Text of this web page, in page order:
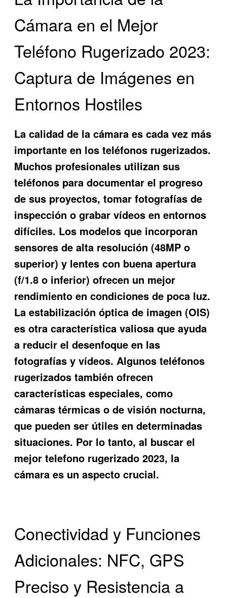
Cámara en el Mejor
Teléfono Rugerizado 2023:
Captura de Imágenes en
Entornos Hostiles
La calidad de la cámara es cada vez más
importante en los teléfonos rugerizados.
Muchos profesionales utilizan sus
teléfonos para documentar el progreso
de sus proyectos, tomar fotografías de
inspección o grabar vídeos en entornos
difíciles. Los modelos que incorporan
sensores de alta resolución (48MP o
superior) y lentes con buena apertura
(f/1.8 o inferior) ofrecen un mejor
rendimiento en condiciones de poca luz.
La estabilización óptica de imagen (OIS)
es otra característica valiosa que ayuda
a reducir el desenfoque en las
fotografías y vídeos. Algunos teléfonos
rugerizados también ofrecen
características especiales, como
cámaras térmicas o de visión nocturna,
que pueden ser útiles en determinadas
situaciones. Por lo tanto, al buscar el
mejor telefono rugerizado 2023, la
cámara es un aspecto crucial.
Conectividad y Funciones
Adicionales: NFC, GPS
Preciso y Resistencia a